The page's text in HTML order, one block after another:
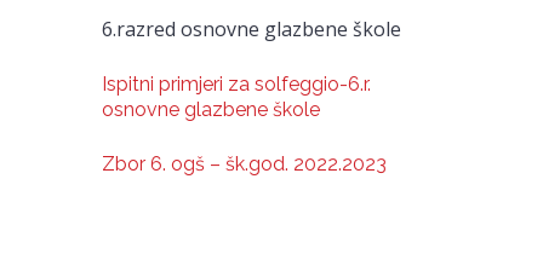
6.razred osnovne glazbene škole
Ispitni primjeri za solfeggio-6.r.
osnovne glazbene škole
Zbor 6. ogš – šk.god. 2022.2023